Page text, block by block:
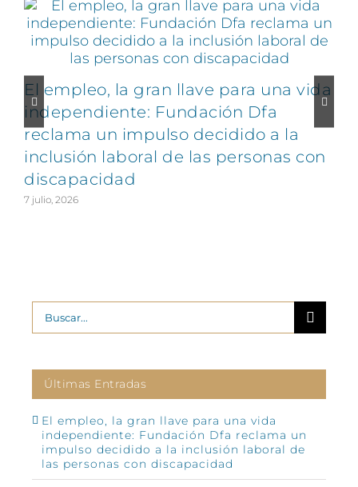
El empleo, la gran llave para una vida
independiente: Fundación Dfa
reclama un impulso decidido a la
inclusión laboral de las personas con
discapacidad
7 julio, 2026
Buscar:
Últimas Entradas
El empleo, la gran llave para una vida
independiente: Fundación Dfa reclama un
impulso decidido a la inclusión laboral de
las personas con discapacidad